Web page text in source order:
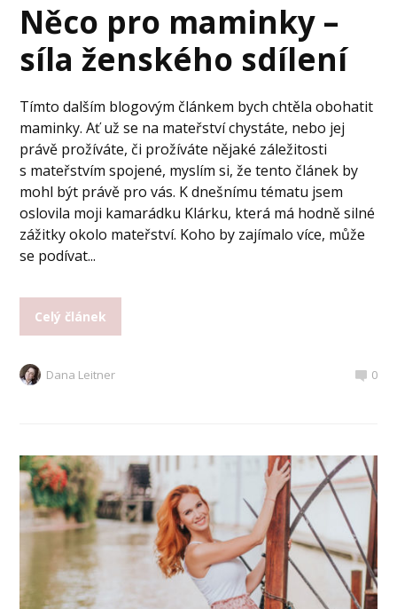
Něco pro maminky –
síla ženského sdílení
Tímto dalším blogovým článkem bych chtěla obohatit
maminky. Ať už se na mateřství chystáte, nebo jej
právě prožíváte, či prožíváte nějaké záležitosti
s mateřstvím spojené, myslím si, že tento článek by
mohl být právě pro vás. K dnešnímu tématu jsem
oslovila moji kamarádku Klárku, která má hodně silné
zážitky okolo mateřství. Koho by zajímalo více, může
se podívat...
Celý článek
Dana Leitner 0